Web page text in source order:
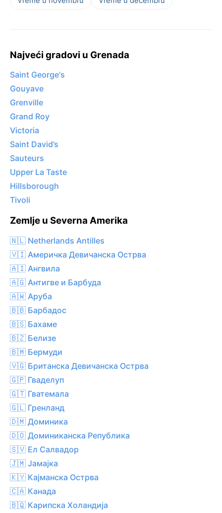
Najveći gradovi u Grenada
Saint George's
Gouyave
Grenville
Grand Roy
Victoria
Saint David’s
Sauteurs
Upper La Taste
Hillsborough
Tivoli
Zemlje u Severna Amerika
🇳🇱 Netherlands Antilles
🇻🇮 Америчка Девичанска Острва
🇦🇮 Ангвила
🇦🇬 Антигве и Барбуда
🇦🇼 Аруба
🇧🇧 Барбадос
🇧🇸 Бахаме
🇧🇿 Белизе
🇧🇲 Бермуди
🇻🇬 Британска Девичанска Острва
🇬🇵 Гваделуп
🇬🇹 Гватемала
🇬🇱 Гренланд
🇩🇲 Доминика
🇩🇴 Доминиканска Република
🇸🇻 Ел Салвадор
🇯🇲 Јамајка
🇰🇾 Кајманска Острва
🇨🇦 Канада
🇧🇶 Карипска Холандија